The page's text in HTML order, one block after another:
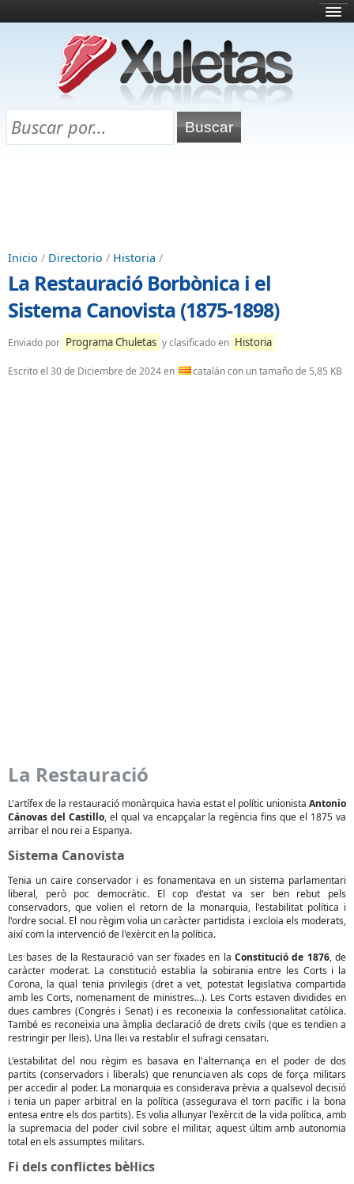
¿Qué es esto?
Directorio
Chuletas para exámenes
Inicio / Directorio / Historia /
La Restauració Borbònica i el
Sistema Canovista (1875-1898)
Enviado por Programa Chuletas y clasificado en Historia
Escrito el 30 de Diciembre de 2024en catalán con un tamaño de 5,85 KB
La Restauració
L'artífex de la restauració monàrquica havia estat el polític unionista Antonio
Cánovas del Castillo, el qual va encapçalar la regència fins que el 1875 va
arribar el nou rei a Espanya.
Sistema Canovista
Tenia un caire conservador i es fonamentava en un sistema parlamentari
liberal, però poc democràtic. El cop d'estat va ser ben rebut pels
conservadors, que volien el retorn de la monarquia, l'estabilitat política i
l'ordre social. El nou règim volia un caràcter partidista i excloïa els moderats,
així com la intervenció de l'exèrcit en la política.
Les bases de la Restauració van ser fixades en laConstitució de 1876, de
caràcter moderat. La constitució establia la sobirania entre les Corts i la
Corona, la qual tenia privilegis (dret a vet, potestat legislativa compartida
amb les Corts, nomenament de ministres...). Les Corts estaven dividides en
dues cambres (Congrés i Senat) i es reconeixia la confessionalitat catòlica.
També es reconeixia una àmplia declaració de drets civils (que es tendien a
restringir per lleis). Una llei va restablir el sufragi censatari.
L'estabilitat del nou règim es basava en l'alternança en el poder de dos
partits (conservadors i liberals) que renunciaven als cops de força militars
per accedir al poder. La monarquia es considerava prèvia a qualsevol decisió
i tenia un paper arbitral en la política (assegurava el torn pacífic i la bona
entesa entre els dos partits). Es volia allunyar l'exèrcit de la vida política, amb
la supremacia del poder civil sobre el militar, aquest últim amb autonomia
total en els assumptes militars.
Fi dels conflictes bèl·lics